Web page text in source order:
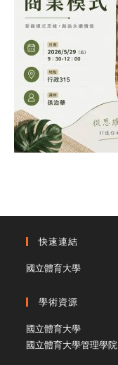
快速連結
國立體育大學
學術資源
國立體育大學
國立體育大學管理學院